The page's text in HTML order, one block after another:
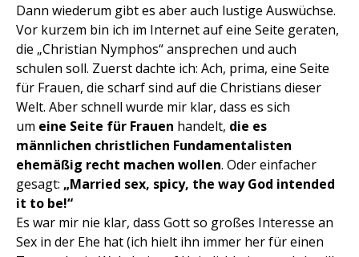
Dann wiederum gibt es aber auch lustige Auswüchse.
Vor kurzem bin ich im Internet auf eine Seite geraten,
die „Christian Nymphos“ ansprechen und auch
schulen soll. Zuerst dachte ich: Ach, prima, eine Seite
für Frauen, die scharf sind auf die Christians dieser
Welt. Aber schnell wurde mir klar, dass es sich
um eine Seite für Frauen handelt, die es
männlichen christlichen Fundamentalisten
ehemäßig recht machen wollen. Oder einfacher
gesagt: „Married sex, spicy, the way God intended
it to be!“
Es war mir nie klar, dass Gott so großes Interesse an
Sex in der Ehe hat (ich hielt ihn immer her für einen